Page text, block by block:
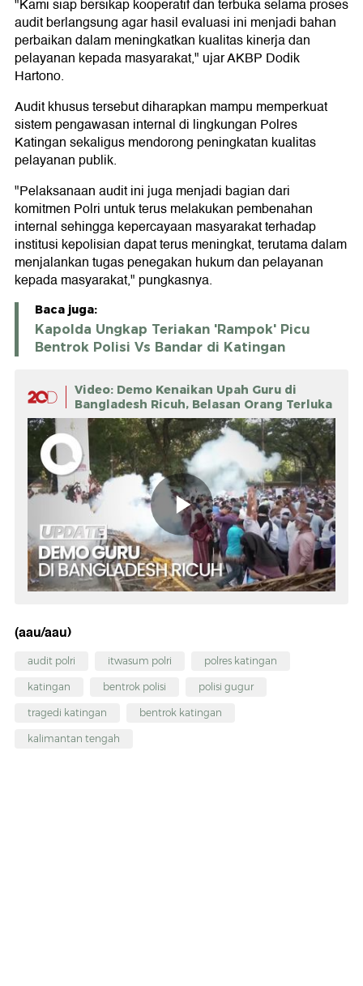
"Kami siap bersikap kooperatif dan terbuka selama proses
audit berlangsung agar hasil evaluasi ini menjadi bahan
perbaikan dalam meningkatkan kualitas kinerja dan
pelayanan kepada masyarakat," ujar AKBP Dodik
Hartono.
Audit khusus tersebut diharapkan mampu memperkuat
sistem pengawasan internal di lingkungan Polres
Katingan sekaligus mendorong peningkatan kualitas
pelayanan publik.
"Pelaksanaan audit ini juga menjadi bagian dari
komitmen Polri untuk terus melakukan pembenahan
internal sehingga kepercayaan masyarakat terhadap
institusi kepolisian dapat terus meningkat, terutama dalam
menjalankan tugas penegakan hukum dan pelayanan
kepada masyarakat," pungkasnya.
Baca juga:
Kapolda Ungkap Teriakan 'Rampok' Picu
Bentrok Polisi Vs Bandar di Katingan
Video: Demo Kenaikan Upah Guru di
Bangladesh Ricuh, Belasan Orang Terluka
(aau/aau)
audit polri itwasum polri polres katingan
katingan bentrok polisi polisi gugur
tragedi katingan bentrok katingan
kalimantan tengah